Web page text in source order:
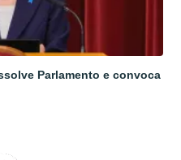
Parlamento e convoca